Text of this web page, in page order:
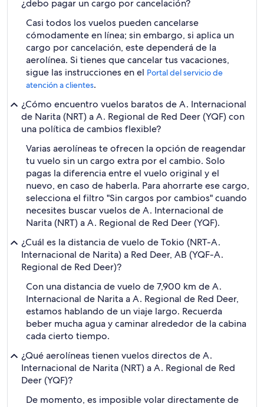
¿debo pagar un cargo por cancelación?
Casi todos los vuelos pueden cancelarse
cómodamente en línea; sin embargo, si aplica un
cargo por cancelación, este dependerá de la
aerolínea. Si tienes que cancelar tus vacaciones,
sigue las instrucciones en el Portal del servicio de
atención a clientes.
¿Cómo encuentro vuelos baratos de A. Internacional
de Narita (NRT) a A. Regional de Red Deer (YQF) con
una política de cambios flexible?
Varias aerolíneas te ofrecen la opción de reagendar
tu vuelo sin un cargo extra por el cambio. Solo
pagas la diferencia entre el vuelo original y el
nuevo, en caso de haberla. Para ahorrarte ese cargo,
selecciona el filtro "Sin cargos por cambios" cuando
necesites buscar vuelos de A. Internacional de
Narita (NRT) a A. Regional de Red Deer (YQF).
¿Cuál es la distancia de vuelo de Tokio (NRT-A.
Internacional de Narita) a Red Deer, AB (YQF-A.
Regional de Red Deer)?
Con una distancia de vuelo de 7,900 km de A.
Internacional de Narita a A. Regional de Red Deer,
estamos hablando de un viaje largo. Recuerda
beber mucha agua y caminar alrededor de la cabina
cada cierto tiempo.
¿Qué aerolíneas tienen vuelos directos de A.
Internacional de Narita (NRT) a A. Regional de Red
Deer (YQF)?
De momento, es imposible volar directamente de